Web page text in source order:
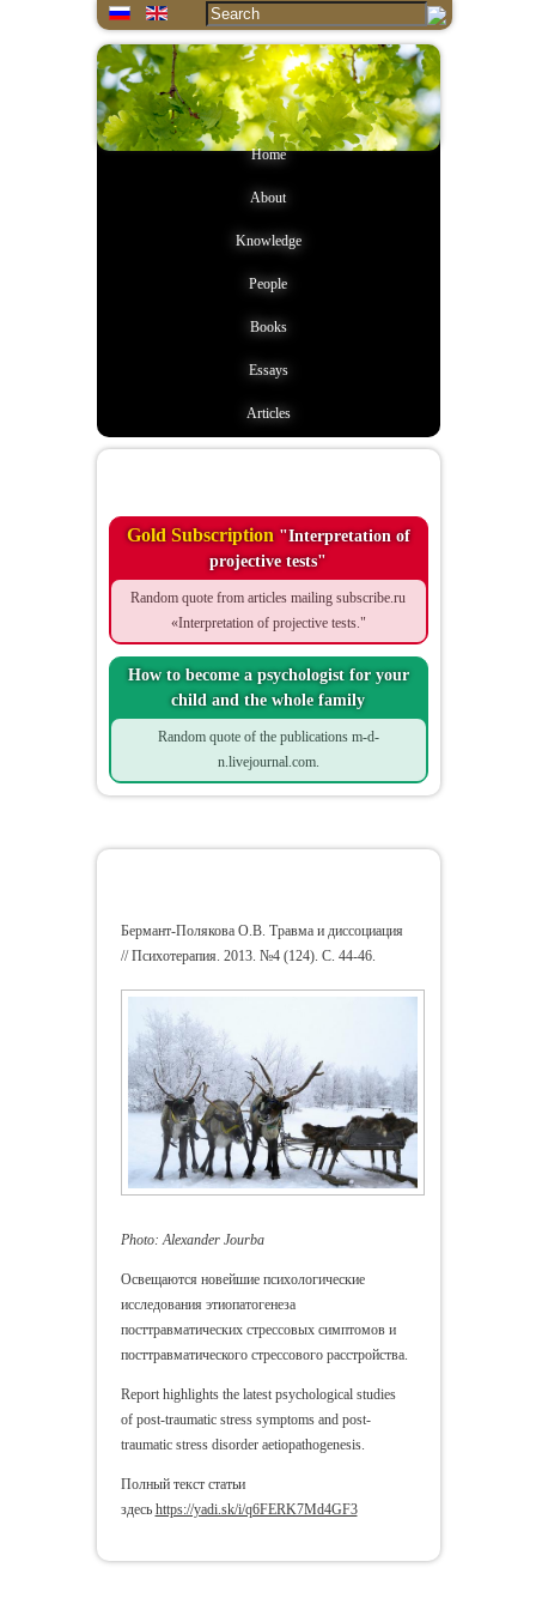
Home
About
Knowledge
People
Books
Essays
Articles
Gold Subscription"Interpretation of
projective tests"
Random quote from articles mailing subscribe.ru
«Interpretation of projective tests."
How to become a psychologist for your
child and the whole family
Random quote of the publications m-d-
n.livejournal.com.
Бермант-Полякова О.В. Травма и диссоциация
// Психотерапия. 2013. №4 (124). С. 44-46.
Photo: Alexander Jourba
Освещаются новейшие психологические
исследования этиопатогенеза
посттравматических стрессовых симптомов и
посттравматического стрессового расстройства.
Report highlights the latest psychological studies
of post-traumatic stress symptoms and post-
traumatic stress disorder aetiopathogenesis.
Полный текст статьи
здесь https://yadi.sk/i/q6FERK7Md4GF3